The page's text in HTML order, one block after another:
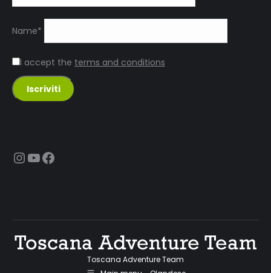
Name*
I accept the terms and conditions
Instagram
YouTube
Facebook
Toscana Adventure Team